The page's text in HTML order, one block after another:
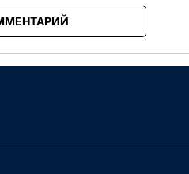
Сначала интересные